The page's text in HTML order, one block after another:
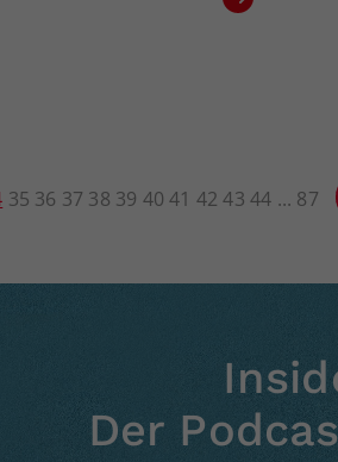
35 36 37 38 39 40 41 42 43 44 87
Der